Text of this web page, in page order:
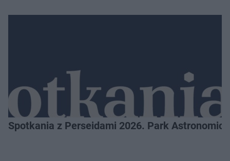
Spotkania z Perseidami 2026. Park